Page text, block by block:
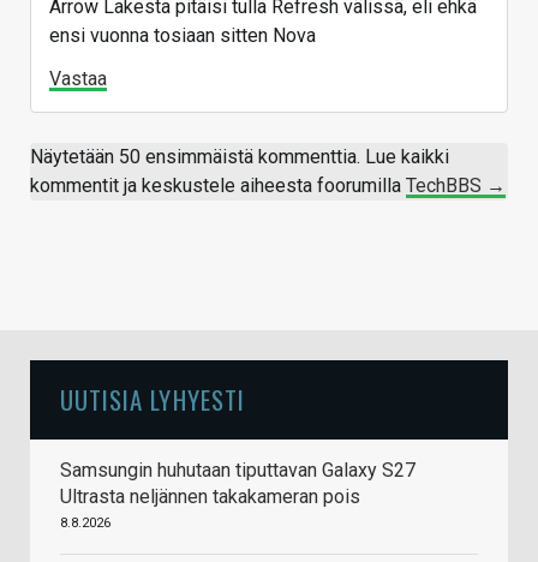
Arrow Lakesta pitäisi tulla Refresh välissä, eli ehkä
ensi vuonna tosiaan sitten Nova
Vastaa
Näytetään 50 ensimmäistä kommenttia. Lue kaikki
kommentit ja keskustele aiheesta foorumilla TechBBS →
UUTISIA LYHYESTI
Samsungin huhutaan tiputtavan Galaxy S27
Ultrasta neljännen takakameran pois
8.8.2026